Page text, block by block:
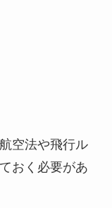
空法や飛行ル
おく必要があ